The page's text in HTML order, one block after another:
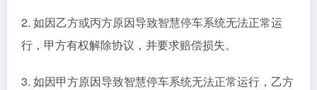
2. 如因乙方或丙方原因导致智慧停车系统无法正常运
行，甲方有权解除协议，并要求赔偿损失。
3. 如因甲方原因导致智慧停车系统无法正常运行，乙方